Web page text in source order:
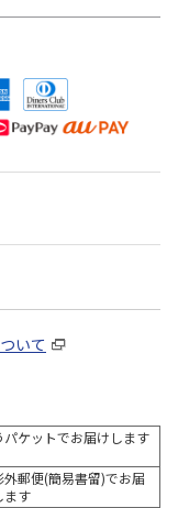
いて
パケットでお届けします
外郵便(簡易書留)でお届
ます